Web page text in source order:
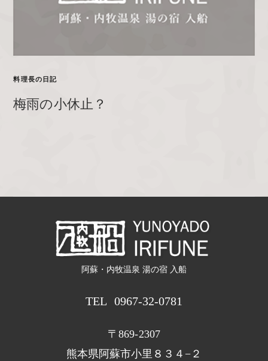
料理長の日記
梅雨の小休止？
阿蘇・内牧温泉 湯の宿 入船
TEL 0967-32-0781
〒869-2307
熊本県阿蘇市小里８３４−２